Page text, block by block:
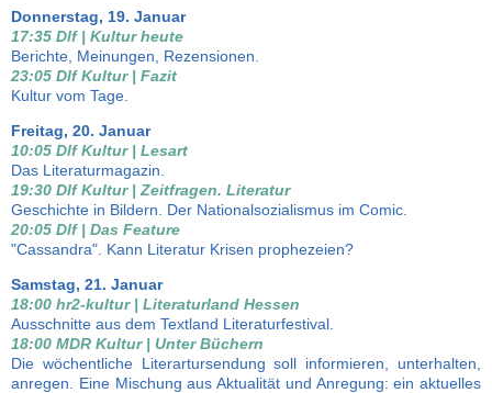
Donnerstag, 19. Januar
17:35 Dlf | Kultur heute
Berichte, Meinungen, Rezensionen.
23:05 Dlf Kultur | Fazit
Kultur vom Tage.
Freitag, 20. Januar
10:05 Dlf Kultur | Lesart
Das Literaturmagazin.
19:30 Dlf Kultur | Zeitfragen. Literatur
Geschichte in Bildern. Der Nationalsozialismus im Comic.
20:05 Dlf | Das Feature
"Cassandra". Kann Literatur Krisen prophezeien?
Samstag, 21. Januar
18:00 hr2-kultur | Literaturland Hessen
Ausschnitte aus dem Textland Literaturfestival.
18:00 MDR Kultur | Unter Büchern
Die wöchentliche Literartursendung soll informieren, unterhalten,
anregen. Eine Mischung aus Aktualität und Anregung: ein aktuelles